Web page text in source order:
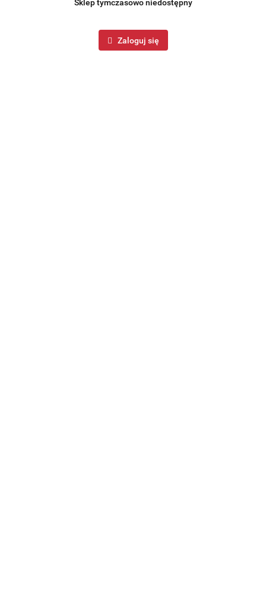
Sklep tymczasowo niedostępny
Zaloguj się